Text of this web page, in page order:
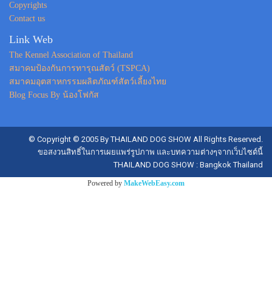
Copyrights
Contact us
Link Web
The Kennel Association of Thailand
สมาคมป้องกันการทารุณสัตว์ (TSPCA)
สมาคมอุตสาหกรรมผลิตภัณฑ์สัตว์เลี้ยงไทย
Blog Focus By น้องโฟกัส
© Copyright © 2005 By THAILAND DOG SHOW All Rights Reserved.
ขอสงวนสิทธิ์ในการเผยแพร่รูปภาพ และบทความต่างๆจากเว็บไซต์นี้
THAILAND DOG SHOW : Bangkok Thailand
Powered by MakeWebEasy.com